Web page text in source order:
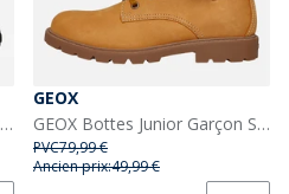
True North Bottes en caoutchouc Enfant Noir
GEOX
GEOX Bottes Junior Garçon Shaylax Fermeture Éclair Intérieure Jaune/Marron
PVC79,99 €
Ancien prix:49,99 €